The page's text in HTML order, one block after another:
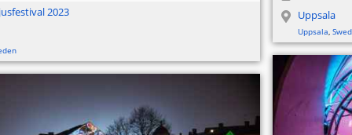
2023 Uppsala
Uppsala